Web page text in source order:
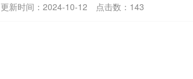
更新时间：2024-10-12 点击数： 143